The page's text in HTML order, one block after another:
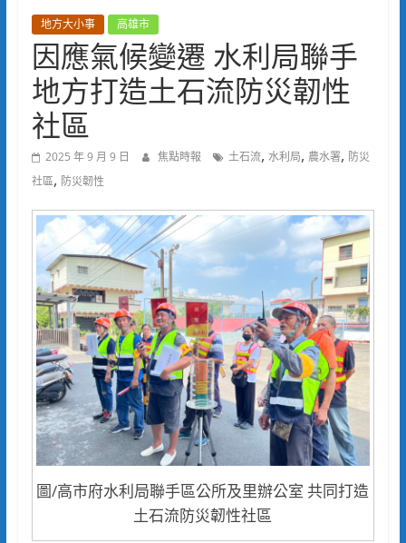
地方大小事 高雄市
因應氣候變遷 水利局聯手
地方打造土石流防災韌性
社區
2025 年 9 月 9 日 焦點時報 土石流, 水利局, 農水署, 防災
社區, 防災韌性
圖/高市府水利局聯手區公所及里辦公室 共同打造
土石流防災韌性社區